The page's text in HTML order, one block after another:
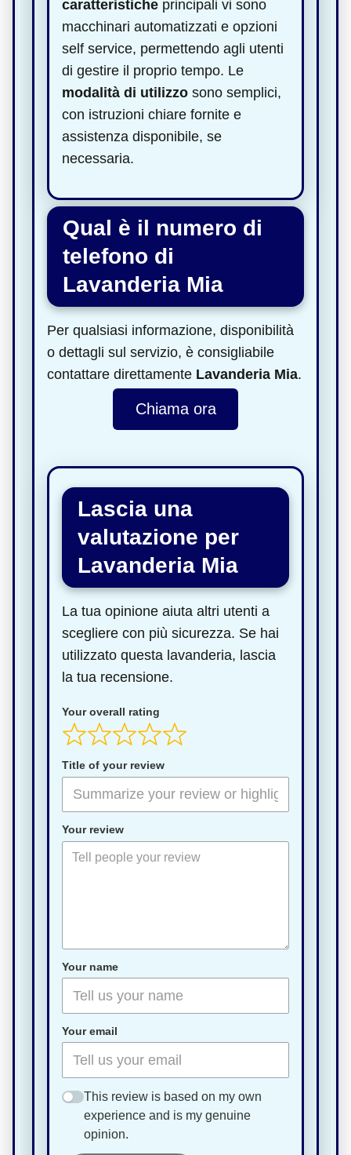
caratteristiche principali vi sono
macchinari automatizzati e opzioni
self service, permettendo agli utenti
di gestire il proprio tempo. Le
modalità di utilizzo sono semplici,
con istruzioni chiare fornite e
assistenza disponibile, se
necessaria.
Qual è il numero di
telefono di
Lavanderia Mia
Per qualsiasi informazione, disponibilità
o dettagli sul servizio, è consigliabile
contattare direttamente Lavanderia Mia.
Chiama ora
Lascia una
valutazione per
Lavanderia Mia
La tua opinione aiuta altri utenti a
scegliere con più sicurezza. Se hai
utilizzato questa lavanderia, lascia
la tua recensione.
Your overall rating
Title of your review
Your review
Your name
Your email
This review is based on my own
experience and is my genuine
opinion.